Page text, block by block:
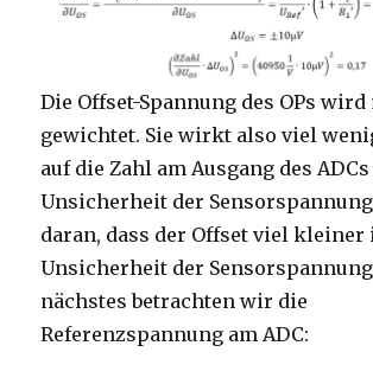
Die Offset-Spannung des OPs wird
gewichtet. Sie wirkt also viel
auf die Zahl am Ausgang des
Unsicherheit der
daran, dass der Offset viel kleiner
Unsicherheit der
nächstes betrachten wir die
Referenzspannung am ADC: